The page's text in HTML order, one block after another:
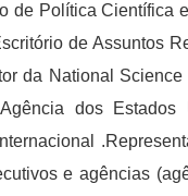
de Política Científica
de Assuntos
da National
dos
e agências